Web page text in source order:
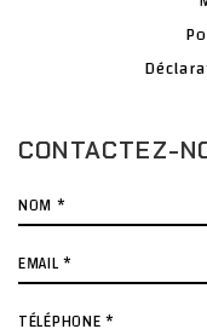
CONTACTEZ-
Nom *
E-
mail *
Téléphone